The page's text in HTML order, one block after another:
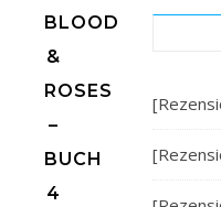
BLOOD
&
ROSES
–
BUCH
4